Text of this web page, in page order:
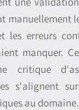
manuellement
les erreurs
manquer.
critique
s'alignent
au domaine.